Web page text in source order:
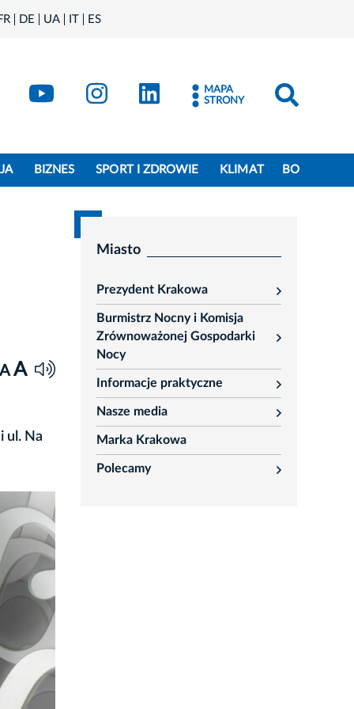
DE UA IT ES
- X
Kraków - YouTube
Kraków - Instagram
Kraków - LinkedIn
MAPA
STRONY
BIZNES SPORT I ZDROWIE KLIMAT BO
A
ul. Na
Miasto
Prezydent Krakowa
rozwiń
Burmistrz Nocny i Komisja
Zrównoważonej Gospodarki
Nocy
rozwiń
Informacje praktyczne
rozwiń
Nasze media
rozwiń
Marka Krakowa
Polecamy
rozwiń